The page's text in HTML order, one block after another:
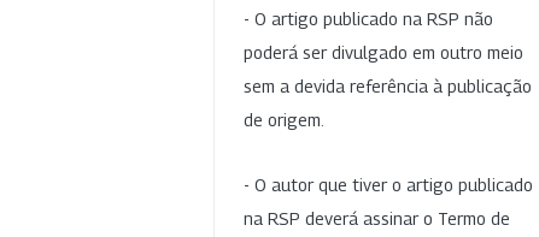
- O artigo publicado na RSP não
poderá ser divulgado em outro meio
sem a devida referência à publicação
de origem.
- O autor que tiver o artigo publicado
na RSP deverá assinar o Termo de